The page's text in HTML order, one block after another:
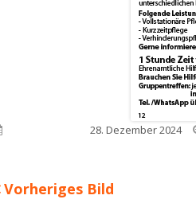
Veröffentlicht am28. Dezember 2024
Vorheriges Bild